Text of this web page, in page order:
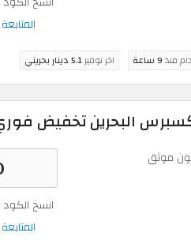
منذ9 ساعة اخر توفير5.1 دينار بحريني
تخفيض فوري (2 دينار
موثق
انسخ الكود